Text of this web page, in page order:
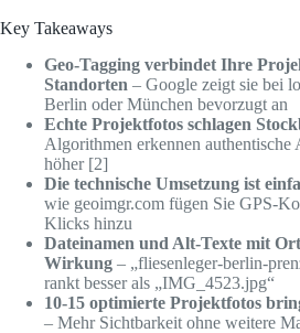
Key Takeaways
Geo-Tagging verbindet Ihre
Standorten – Google zeigt sie bei
Berlin oder München bevorzugt an
Echte Projektfotos schlagen
Algorithmen erkennen authentische
höher [2]
Die technische Umsetzung ist
wie geoimgr.com fügen Sie GPS-
Klicks hinzu
Dateinamen und Alt-Texte mit
Wirkung – „fliesenleger-berlin-
rankt besser als „IMG_4523.jpg“
10-15 optimierte Projektfotos
– Mehr Sichtbarkeit ohne weitere